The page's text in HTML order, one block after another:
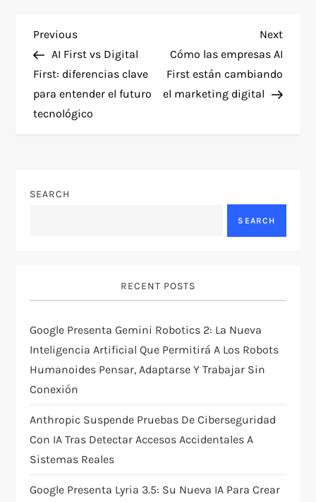
P
o
s
a
g
a
t
i
o
n
Previous
Post
Previous
AI First vs Digital
First: diferencias clave
para entender el futuro
tecnológico
Next
Post
Next
Cómo las empresas AI
First están cambiando
el marketing digital
SEARCH
SEARCH
RECENT POSTS
Google Presenta Gemini Robotics 2: La Nueva
Inteligencia Artificial Que Permitirá A Los Robots
Humanoides Pensar, Adaptarse Y Trabajar Sin
Conexión
Anthropic Suspende Pruebas De Ciberseguridad
Con IA Tras Detectar Accesos Accidentales A
Sistemas Reales
Google Presenta Lyria 3.5: Su Nueva IA Para Crear